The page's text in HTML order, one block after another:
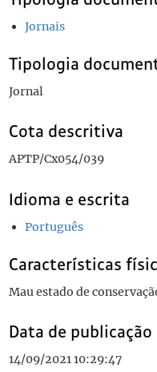
Jornais
Tipologia
Jornal
Cota descritiva
APTP/Cx054/039
Idioma e escrita
Português
Características
Mau estado de
Data de publicação
14/09/2021 10:29:47